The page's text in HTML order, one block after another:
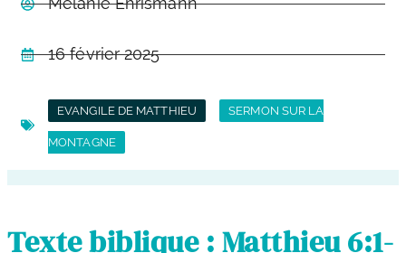
16 février 2025
EVANGILE DE MATTHIEU SERMON SUR LA
MONTAGNE
Texte biblique : Matthieu 6:1-